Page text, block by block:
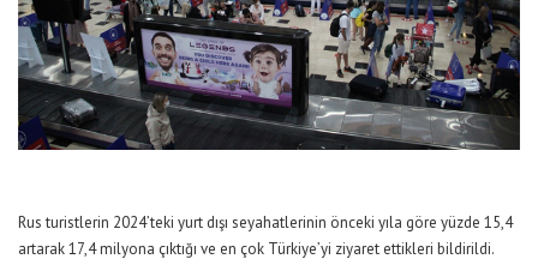
Rus turistlerin 2024’teki yurt dışı seyahatlerinin önceki yıla göre yüzde 15,4
artarak 17,4 milyona çıktığı ve en çok Türkiye’yi ziyaret ettikleri bildirildi.